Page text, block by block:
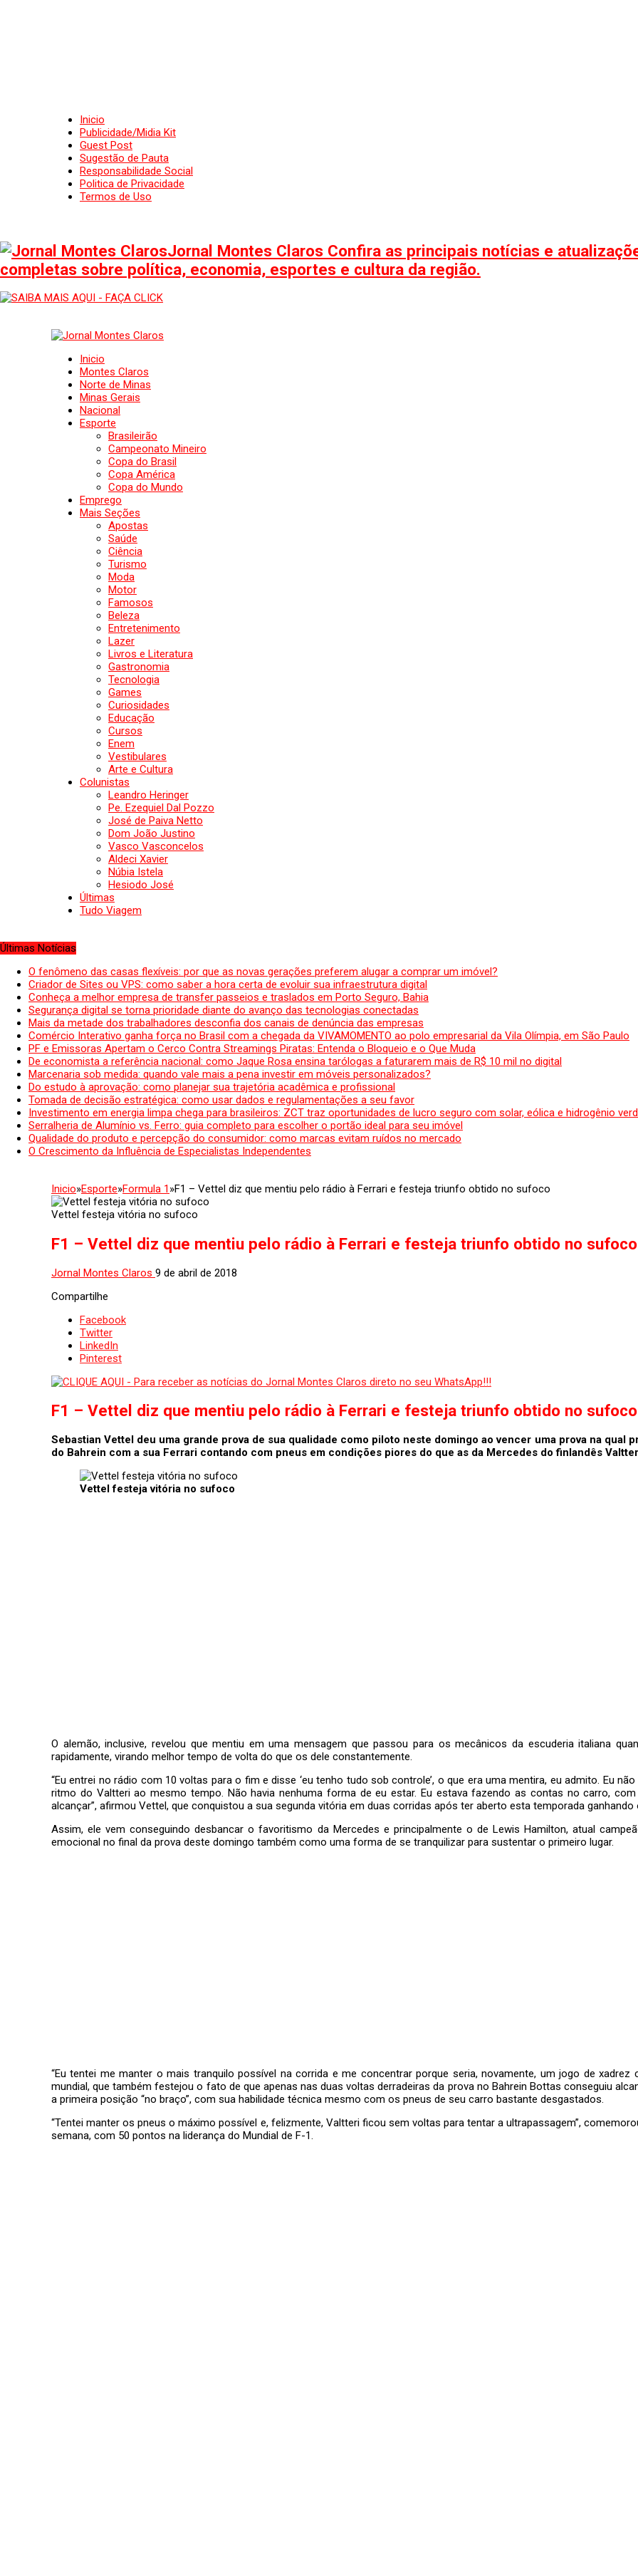
Inicio
Publicidade/Midia Kit
Guest Post
Sugestão de Pauta
Responsabilidade Social
Politica de Privacidade
Termos de Uso
Jornal Montes Claros Confira as principais notícias e
completas sobre política, economia, esportes e cultura da região.
Inicio
Montes Claros
Norte de Minas
Minas Gerais
Nacional
Esporte
Brasileirão
Campeonato Mineiro
Copa do Brasil
Copa América
Copa do Mundo
Emprego
Mais Seções
Apostas
Saúde
Ciência
Turismo
Moda
Motor
Famosos
Beleza
Entretenimento
Lazer
Livros e Literatura
Gastronomia
Tecnologia
Games
Curiosidades
Educação
Cursos
Enem
Vestibulares
Arte e Cultura
Colunistas
Leandro Heringer
Pe. Ezequiel Dal Pozzo
José de Paiva Netto
Dom João Justino
Vasco Vasconcelos
Aldeci Xavier
Núbia Istela
Hesiodo José
Últimas
Tudo Viagem
Últimas Notícias
O fenômeno das casas flexíveis: por que as novas gerações preferem alugar a comprar um imóvel?
Criador de Sites ou VPS: como saber a hora certa de evoluir sua infraestrutura digital
Conheça a melhor empresa de transfer passeios e traslados em Porto Seguro, Bahia
Segurança digital se torna prioridade diante do avanço das tecnologias conectadas
Mais da metade dos trabalhadores desconfia dos canais de denúncia das empresas
Comércio Interativo ganha força no Brasil com a chegada da VIVAMOMENTO ao polo empresarial da Vila Olímpia, em São Paulo
PF e Emissoras Apertam o Cerco Contra Streamings Piratas: Entenda o Bloqueio e o Que Muda
De economista a referência nacional: como Jaque Rosa ensina tarólogas a faturarem mais de R$ 10 mil no digital
Marcenaria sob medida: quando vale mais a pena investir em móveis personalizados?
Do estudo à aprovação: como planejar sua trajetória acadêmica e profissional
Tomada de decisão estratégica: como usar dados e regulamentações a seu favor
Investimento em energia limpa chega para brasileiros: ZCT traz oportunidades de lucro seguro com solar, eólica e hidrogênio
Serralheria de Alumínio vs. Ferro: guia completo para escolher o portão ideal para seu imóvel
Qualidade do produto e percepção do consumidor: como marcas evitam ruídos no mercado
O Crescimento da Influência de Especialistas Independentes
Inicio»Esporte»Formula 1 »F1 – Vettel diz que mentiu pelo rádio à Ferrari e festeja triunfo obtido no sufoco
Vettel festeja vitória no sufoco
F1 – Vettel diz que mentiu pelo rádio à Ferrari e festeja triunfo obtido no sufoco
Jornal Montes Claros 9 de abril de 2018
Compartilhe
Facebook
Twitter
LinkedIn
Pinterest
F1 – Vettel diz que mentiu pelo rádio à Ferrari e festeja triunfo obtido no sufoco
Sebastian Vettel deu uma grande prova de sua qualidade como piloto neste domingo ao vencer uma prova na qual
do Bahrein com a sua Ferrari contando com pneus em condições piores do que as da Mercedes do finlandês
Vettel festeja vitória no sufoco
O alemão, inclusive, revelou que mentiu em uma mensagem que passou para os mecânicos da escuderia italiana
rapidamente, virando melhor tempo de volta do que os dele constantemente.
“Eu entrei no rádio com 10 voltas para o fim e disse ‘eu tenho tudo sob controle’, o que era uma mentira, eu admito. Eu
ritmo do Valtteri ao mesmo tempo. Não havia nenhuma forma de eu estar. Eu estava fazendo as contas no carro,
alcançar”, afirmou Vettel, que conquistou a sua segunda vitória em duas corridas após ter aberto esta temporada
Assim, ele vem conseguindo desbancar o favoritismo da Mercedes e principalmente o de Lewis Hamilton, atual
emocional no final da prova deste domingo também como uma forma de se tranquilizar para sustentar o primeiro lugar.
“Eu tentei me manter o mais tranquilo possível na corrida e me concentrar porque seria, novamente, um jogo de
mundial, que também festejou o fato de que apenas nas duas voltas derradeiras da prova no Bahrein Bottas conseguiu
a primeira posição “no braço”, com sua habilidade técnica mesmo com os pneus de seu carro bastante desgastados.
“Tentei manter os pneus o máximo possível e, felizmente, Valtteri ficou sem voltas para tentar a ultrapassagem”,
semana, com 50 pontos na liderança do Mundial de F-1.